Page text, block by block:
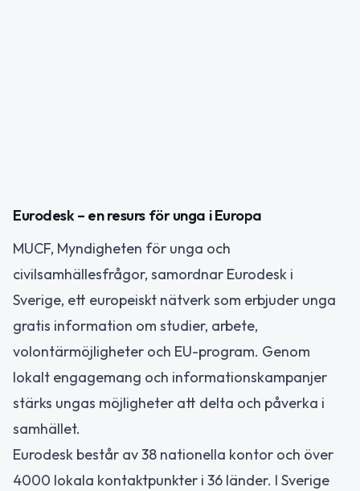
Eurodesk – en resurs för unga i Europa
MUCF, Myndigheten för unga och
civilsamhällesfrågor, samordnar Eurodesk i
Sverige, ett europeiskt nätverk som erbjuder unga
gratis information om studier, arbete,
volontärmöjligheter och EU-program. Genom
lokalt engagemang och informationskampanjer
stärks ungas möjligheter att delta och påverka i
samhället.
Eurodesk består av 38 nationella kontor och över
4000 lokala kontaktpunkter i 36 länder. I Sverige